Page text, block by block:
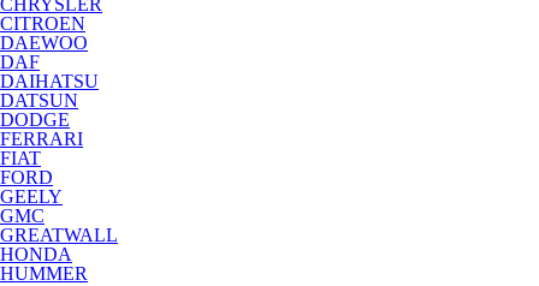
CHRYSLER
CITROEN
DAEWOO
DAF
DAIHATSU
DATSUN
DODGE
FERRARI
FIAT
FORD
GEELY
GMC
GREATWALL
HONDA
HUMMER